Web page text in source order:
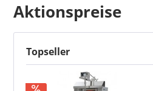
Aktionspreise
Topseller